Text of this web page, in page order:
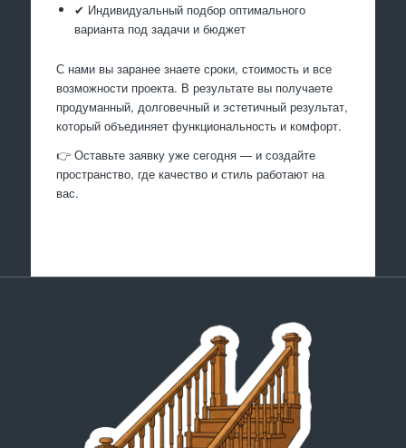
✔ Индивидуальный подбор оптимального
варианта под задачи и бюджет
С нами вы заранее знаете сроки, стоимость и все
возможности проекта. В результате вы получаете
продуманный, долговечный и эстетичный результат,
который объединяет функциональность и комфорт.
👉 Оставьте заявку уже сегодня — и создайте
пространство, где качество и стиль работают на
вас.